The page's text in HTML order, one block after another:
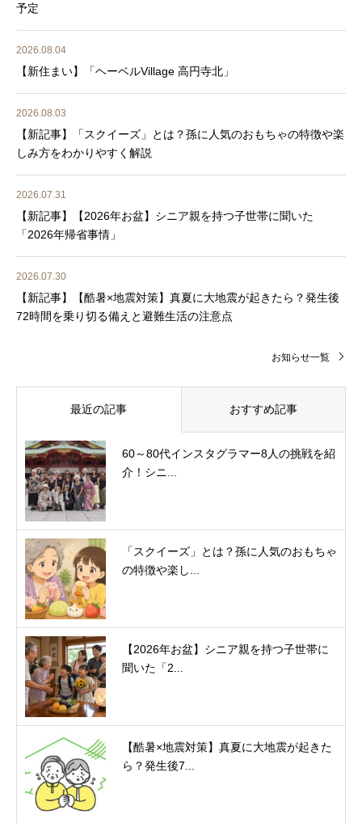
予定
2026.08.04
【新住まい】「ヘーベルVillage 高円寺北」
2026.08.03
【新記事】「スクイーズ」とは？孫に人気のおもちゃの特徴や楽
しみ方をわかりやすく解説
2026.07.31
【新記事】【2026年お盆】シニア親を持つ子世帯に聞いた
「2026年帰省事情」
2026.07.30
【新記事】【酷暑×地震対策】真夏に大地震が起きたら？発生後
72時間を乗り切る備えと避難生活の注意点
お知らせ一覧
最近の記事 おすすめ記事
60～80代インスタグラマー8人の挑戦を紹
介！シニ...
「スクイーズ」とは？孫に人気のおもちゃ
の特徴や楽し...
【2026年お盆】シニア親を持つ子世帯に
聞いた「2...
【酷暑×地震対策】真夏に大地震が起きた
ら？発生後7...